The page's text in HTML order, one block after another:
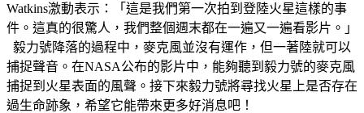
Watkins激動表示：「這是我們第一次拍到登陸火星這樣的事
件。這真的很驚人，我們整個週末都在一遍又一遍看影片。」
毅力號降落的過程中，麥克風並沒有運作，但一著陸就可以
捕捉聲音。在NASA公布的影片中，能夠聽到毅力號的麥克風
捕捉到火星表面的風聲。接下來毅力號將尋找火星上是否存在
過生命跡象，希望它能帶來更多好消息吧！